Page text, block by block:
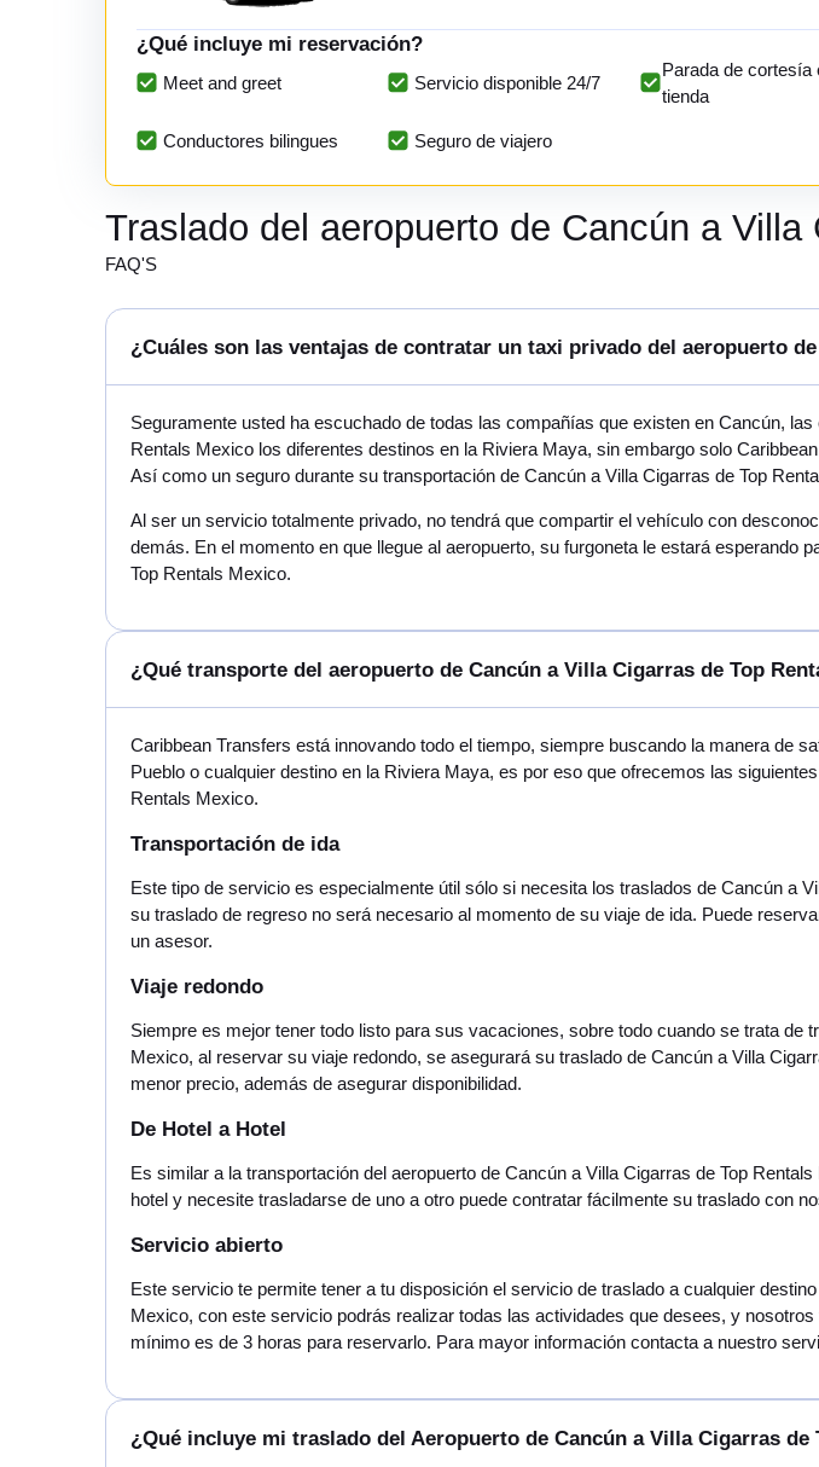
¿Qué incluye mi reservación?
Meet and greet Servicio disponible 24/7
Parada de cortesía
tienda
Conductores bilingues Seguro de viajero
Traslado del aeropuerto de Cancún a
FAQ'S
¿Cuáles son las ventajas de contratar un taxi privado del aeropuerto
Seguramente usted ha escuchado de todas las compañías que existen en Cancún,
Rentals Mexico los diferentes destinos en la Riviera Maya, sin embargo solo
Así como un seguro durante su transportación de Cancún a Villa Cigarras de Top
Al ser un servicio totalmente privado, no tendrá que compartir el vehículo con
demás. En el momento en que llegue al aeropuerto, su furgoneta le estará esperando
Top Rentals Mexico.
¿Qué transporte del aeropuerto de Cancún a Villa Cigarras de Top
Caribbean Transfers está innovando todo el tiempo, siempre buscando la manera de
Pueblo o cualquier destino en la Riviera Maya, es por eso que ofrecemos las
Rentals Mexico.
Transportación de ida
Este tipo de servicio es especialmente útil sólo si necesita los traslados de Cancún a
su traslado de regreso no será necesario al momento de su viaje de ida. Puede
un asesor.
Viaje redondo
Siempre es mejor tener todo listo para sus vacaciones, sobre todo cuando se trata
Mexico, al reservar su viaje redondo, se asegurará su traslado de Cancún a Villa
menor precio, además de asegurar disponibilidad.
De Hotel a Hotel
Es similar a la transportación del aeropuerto de Cancún a Villa Cigarras de Top
hotel y necesite trasladarse de uno a otro puede contratar fácilmente su traslado con
Servicio abierto
Este servicio te permite tener a tu disposición el servicio de traslado a cualquier
Mexico, con este servicio podrás realizar todas las actividades que desees, y
mínimo es de 3 horas para reservarlo. Para mayor información contacta a nuestro
¿Qué incluye mi traslado del Aeropuerto de Cancún a Villa Cigarras de